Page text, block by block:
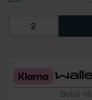
Betal